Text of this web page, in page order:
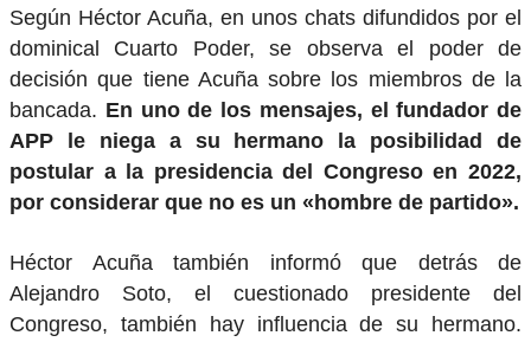
Según Héctor Acuña, en unos chats difundidos por el
dominical Cuarto Poder, se observa el poder de
decisión que tiene Acuña sobre los miembros de la
bancada. En uno de los mensajes, el fundador de
APP le niega a su hermano la posibilidad de
postular a la presidencia del Congreso en 2022,
por considerar que no es un «hombre de partido».
Héctor Acuña también informó que detrás de
Alejandro Soto, el cuestionado presidente del
Congreso, también hay influencia de su hermano.